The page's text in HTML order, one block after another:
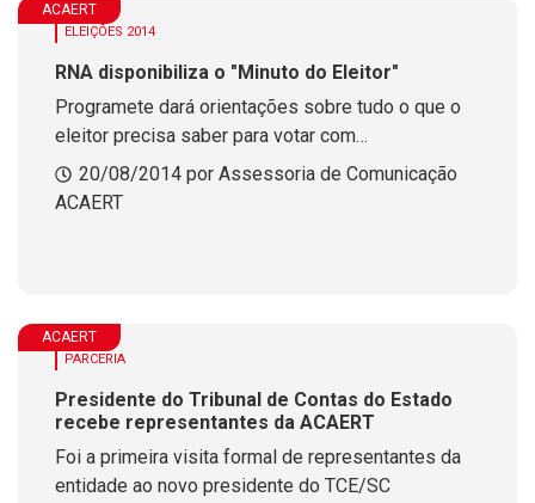
ACAERT
ELEIÇÕES 2014
RNA disponibiliza o "Minuto do Eleitor"
Programete dará orientações sobre tudo o que o
eleitor precisa saber para votar com
responsabilidade.
20/08/2014 por Assessoria de Comunicação
ACAERT
ACAERT
PARCERIA
Presidente do Tribunal de Contas do Estado
recebe representantes da ACAERT
Foi a primeira visita formal de representantes da
entidade ao novo presidente do TCE/SC